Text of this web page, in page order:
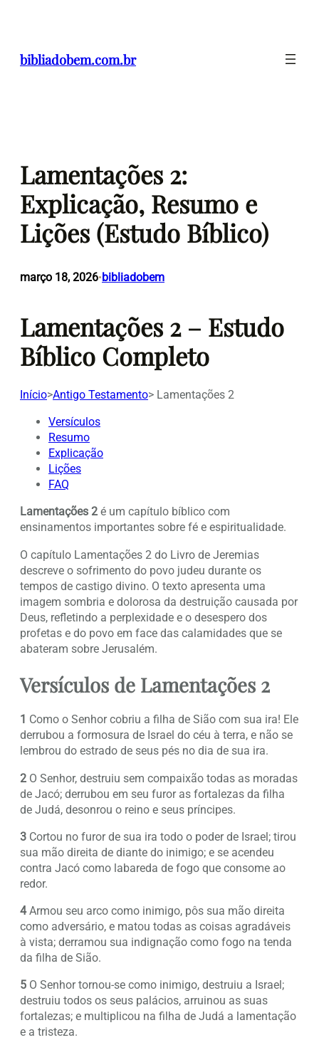
conteúdo
bibliadobem.com.br
Lamentações 2:
Explicação, Resumo e
Lições (Estudo Bíblico)
março 18, 2026•bibliadobem
Lamentações 2 – Estudo
Bíblico Completo
Início>Antigo Testamento> Lamentações 2
Versículos
Resumo
Explicação
Lições
FAQ
Lamentações 2 é um capítulo bíblico com
ensinamentos importantes sobre fé e espiritualidade.
O capítulo Lamentações 2 do Livro de Jeremias
descreve o sofrimento do povo judeu durante os
tempos de castigo divino. O texto apresenta uma
imagem sombria e dolorosa da destruição causada por
Deus, refletindo a perplexidade e o desespero dos
profetas e do povo em face das calamidades que se
abateram sobre Jerusalém.
Versículos de Lamentações 2
1 Como o Senhor cobriu a filha de Sião com sua ira! Ele
derrubou a formosura de Israel do céu à terra, e não se
lembrou do estrado de seus pés no dia de sua ira.
2 O Senhor, destruiu sem compaixão todas as moradas
de Jacó; derrubou em seu furor as fortalezas da filha
de Judá, desonrou o reino e seus príncipes.
3 Cortou no furor de sua ira todo o poder de Israel; tirou
sua mão direita de diante do inimigo; e se acendeu
contra Jacó como labareda de fogo que consome ao
redor.
4Armou seu arco como inimigo, pôs sua mão direita
como adversário, e matou todas as coisas agradáveis
à vista; derramou sua indignação como fogo na tenda
da filha de Sião.
5 O Senhor tornou-se como inimigo, destruiu a Israel;
destruiu todos os seus palácios, arruinou as suas
fortalezas; e multiplicou na filha de Judá a lamentação
e a tristeza.